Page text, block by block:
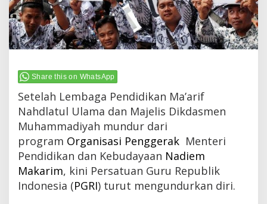
Share this on WhatsApp
Setelah Lembaga Pendidikan Ma’arif
Nahdlatul Ulama dan Majelis Dikdasmen
Muhammadiyah mundur dari
program Organisasi Penggerak Menteri
Pendidikan dan Kebudayaan Nadiem
Makarim, kini Persatuan Guru Republik
Indonesia (PGRI) turut mengundurkan diri.